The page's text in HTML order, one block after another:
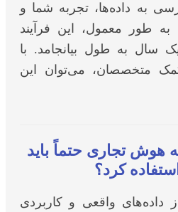
داده‌ها، تجربه شما و
طور معمول، این فرآیند
تا یک سال به طول بیانجامد. با
می‌توان این
هوش تجاری حتماً باید
کرد؟
واقعی و کاربردی